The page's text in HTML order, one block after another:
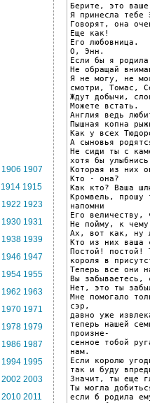
1906 1907
1914 1915
1922 1923
1930 1931
1938 1939
1946 1947
1954 1955
1962 1963
1970 1971
1978 1979
1986 1987
1994 1995
2002 2003
2010 2011
Берите, это
Я принесла тебе
Говорят, она
Еще как!
Его любовница.
О, Энн.
Если бы я
Не обращай
Я не могу, не
смотри, Томас,
Ждут добычи,
Можете встать.
Англия ведь
Пышная копна
Как у всех
А сыновья
Не сиди ты с
хотя бы
Которая из них
Кто - она?
Как кто? Ваша
Кромвель, прошу
напомни
Его
Не пойму, к
Ах, вот как, ну
Кто из них ваша
Постой! постой!
короля в
Теперь все они
Вы забываетесь,
Нет, это ты
Мне помогало
сэр,
давно уже
теперь нашей
произне-
сенное тобой
нам.
Если королю
так и буду
Значит, ты еще
Ты могла
если б родила